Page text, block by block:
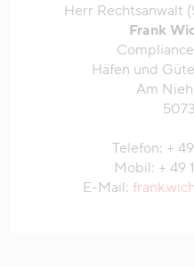
Herr Rechtsanwalt
Frank
Häfen und
Am
Telefon: +
Mobil: + 49
E-Mail: